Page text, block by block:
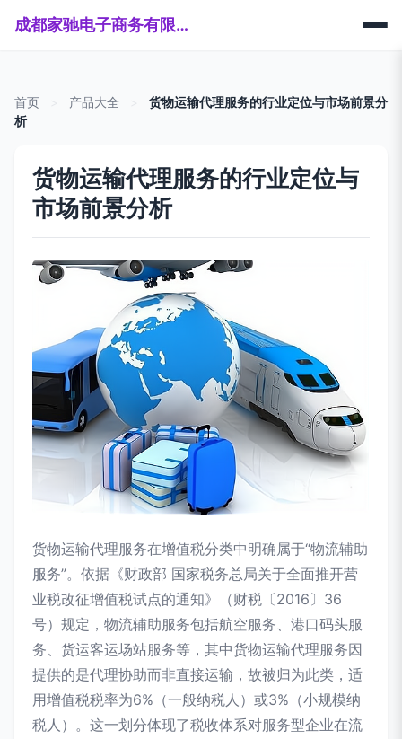
成都家驰电子商务有限公司
首页 产品大全
货物运输代理服务的行业定位与市场前景分
析
货物运输代理服务的行业定位与
市场前景分析
货物运输代理服务在增值税分类中明确属于“物流辅助
服务”。依据《财政部 国家税务总局关于全面推开营
业税改征增值税试点的通知》（财税〔2016〕36
号）规定，物流辅助服务包括航空服务、港口码头服
务、货运客运场站服务等，其中货物运输代理服务因
提供的是代理协助而非直接运输，故被归为此类，适
用增值税税率为6%（一般纳税人）或3%（小规模纳
税人）。这一划分体现了税收体系对服务型企业在流